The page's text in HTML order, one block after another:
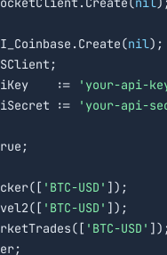
nil);
:=
'your-api-
:=
'your-api-
'BTC-USD' ]);
'BTC-USD' ]);
'BTC-USD'